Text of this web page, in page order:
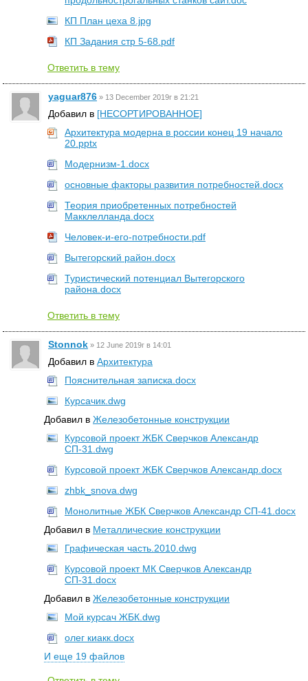
КП План цеха 8.jpg
КП Задания стр 5-68.pdf
Ответить в тему
yaguar876 » 13 December 2019г в 21:21
Добавил в [НЕСОРТИРОВАННОЕ]
Архитектура модерна в россии конец 19 начало
20.pptx
Модернизм-1.docx
основные факторы развития потребностей.docx
Теория приобретенных потребностей
Макклелланда.docx
Человек-и-его-потребности.pdf
Вытегорский район.docx
Туристический потенциал Вытегорского
района.docx
Ответить в тему
Stonnok » 12 June 2019г в 14:01
Добавил в Архитектура
Пояснительная записка.docx
Курсачик.dwg
Добавил в Железобетонные конструкции
Курсовой проект ЖБК Сверчков Александр
СП-31.dwg
Курсовой проект ЖБК Сверчков Александр.docx
zhbk_snova.dwg
Монолитные ЖБК Сверчков Александр СП-41.docx
Добавил в Металлические конструкции
Графическая часть.2010.dwg
Курсовой проект МК Сверчков Александр
СП-31.docx
Добавил в Железобетонные конструкции
Мой курсач ЖБК.dwg
олег киакк.docx
И еще 19 файлов